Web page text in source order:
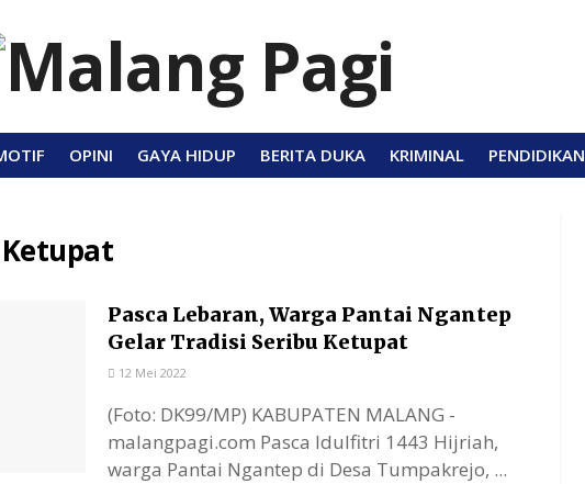
OPINI GAYA HIDUP BERITA DUKA KRIMINAL PENDIDIKAN
Pasca Lebaran, Warga Pantai Ngantep
Gelar Tradisi Seribu Ketupat
12 Mei 2022
(Foto: DK99/MP) KABUPATEN MALANG -
malangpagi.com Pasca Idulfitri 1443 Hijriah,
warga Pantai Ngantep di Desa Tumpakrejo, ...